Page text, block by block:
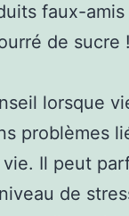
faux-
de sucre
lorsque
problèmes
Il peut
de